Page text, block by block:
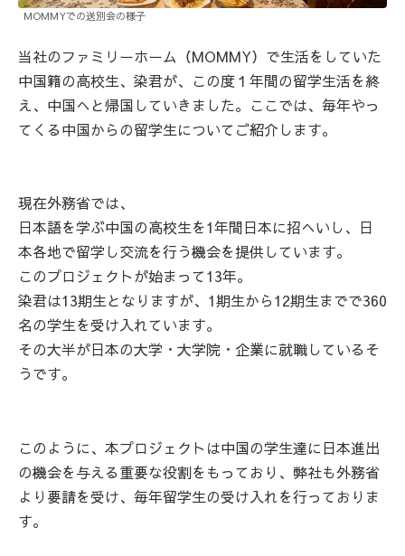
MOMMYでの送別会の様子
当社のファミリーホーム（MOMMY）で生活をしていた
中国籍の高校生、染君が、この度１年間の留学生活を終
え、中国へと帰国していきました。ここでは、毎年やっ
てくる中国からの留学生についてご紹介します。
現在外務省では、
日本語を学ぶ中国の高校生を1年間日本に招へいし、日
本各地で留学し交流を行う機会を提供しています。
このプロジェクトが始まって13年。
染君は13期生となりますが、1期生から12期生までで360
名の学生を受け入れています。
その大半が日本の大学・大学院・企業に就職しているそ
うです。
このように、本プロジェクトは中国の学生達に日本進出
の機会を与える重要な役割をもっており、弊社も外務省
より要請を受け、毎年留学生の受け入れを行っておりま
す。